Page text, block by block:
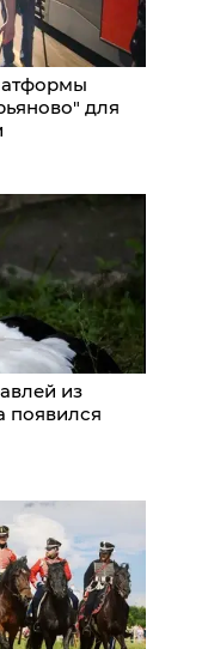
для
из
появился